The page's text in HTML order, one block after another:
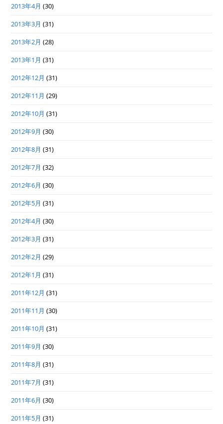
2013年4月 (30)
2013年3月 (31)
2013年2月 (28)
2013年1月 (31)
2012年12月 (31)
2012年11月 (29)
2012年10月 (31)
2012年9月 (30)
2012年8月 (31)
2012年7月 (32)
2012年6月 (30)
2012年5月 (31)
2012年4月 (30)
2012年3月 (31)
2012年2月 (29)
2012年1月 (31)
2011年12月 (31)
2011年11月 (30)
2011年10月 (31)
2011年9月 (30)
2011年8月 (31)
2011年7月 (31)
2011年6月 (30)
2011年5月 (31)